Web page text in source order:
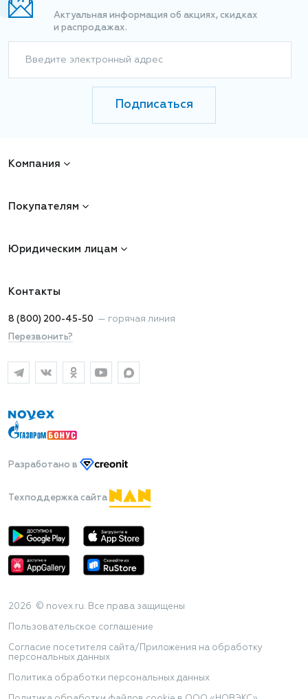
Актуальная информация об акциях, скидках
и распродажах.
Введите электронный адрес
Подписаться
Компания
Покупателям
Юридическим лицам
Контакты
8 (800) 200-45-50 — горячая линия
Перезвонить?
Разработано в
Техподдержка сайта
2026 © novex.ru. Все права защищены
Пользовательское соглашение
Согласие посетителя сайта/Приложения на обработку
персональных данных
Политика обработки персональных данных